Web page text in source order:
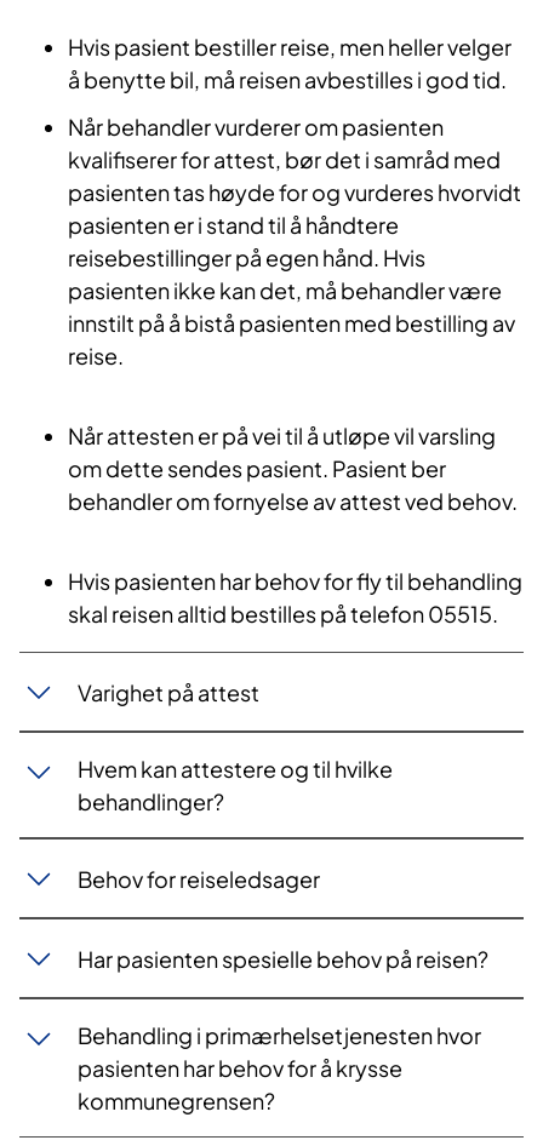
Hvis pasient bestiller reise, men heller velger
å benytte bil, må reisen avbestilles i god tid.
Når behandler vurderer om pasienten
kvalifiserer for attest, bør det i samråd med
pasienten tas høyde for og vurderes hvorvidt
pasienten er i stand til å håndtere
reisebestillinger på egen hånd. Hvis
pasienten ikke kan det, må behandler være
innstilt på å bistå pasienten med bestilling av
reise.
Når attesten er på vei til å utløpe vil varsling
om dette sendes pasient. Pasient ber
behandler om fornyelse av attest ved behov.
Hvis pasienten har behov for fly til behandling
skal reisen alltid bestilles på telefon 05515.
Varighet på attest
Hvem kan attestere og til hvilke
behandlinger?
Behov for reiseledsager
Har pasienten spesielle behov på reisen?
Behandling i primærhelsetjenesten hvor
pasienten har behov for å krysse
kommunegrensen?